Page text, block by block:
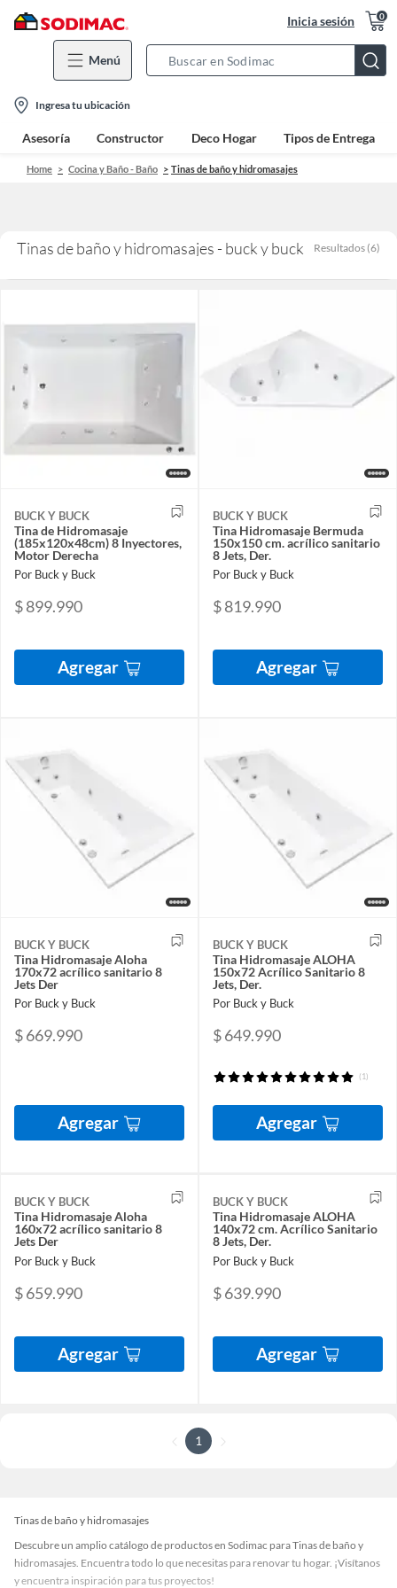
Inicia sesión 0
Menú
Bar
location-
icon
Ingresa tu ubicación
Asesoría Constructor Deco Hogar Tipos de Entrega
Home Cocina y Baño - Baño Tinas de baño y hidromasajes
Tinas de baño y hidromasajes - buck y buck Resultados (6)
BUCK Y BUCK
Tina de Hidromasaje
(185x120x48cm) 8 Inyectores,
Motor Derecha
Por Buck y Buck
$ 899.990
Agregar
BUCK Y BUCK
Tina Hidromasaje Bermuda
150x150 cm. acrílico sanitario
8 Jets, Der.
Por Buck y Buck
$ 819.990
Agregar
BUCK Y BUCK
Tina Hidromasaje Aloha
170x72 acrílico sanitario 8
Jets Der
Por Buck y Buck
$ 669.990
Agregar
BUCK Y BUCK
Tina Hidromasaje ALOHA
150x72 Acrílico Sanitario 8
Jets, Der.
Por Buck y Buck
$ 649.990
(1)
Agregar
BUCK Y BUCK
Tina Hidromasaje Aloha
160x72 acrílico sanitario 8
Jets Der
Por Buck y Buck
$ 659.990
Agregar
BUCK Y BUCK
Tina Hidromasaje ALOHA
140x72 cm. Acrílico Sanitario
8 Jets, Der.
Por Buck y Buck
$ 639.990
Agregar
1
Tinas de baño y hidromasajes
Descubre un amplio catálogo de productos en Sodimac para Tinas de baño y
hidromasajes. Encuentra todo lo que necesitas para renovar tu hogar. ¡Visítanos
y encuentra inspiración para tus proyectos!